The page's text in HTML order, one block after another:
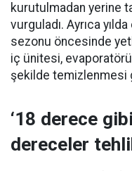
kurutulmadan yerine
vurguladı. Ayrıca
sezonu öncesinde
iç ünitesi, evaporatörü
şekilde temizlenmesi
‘18 derece
dereceler